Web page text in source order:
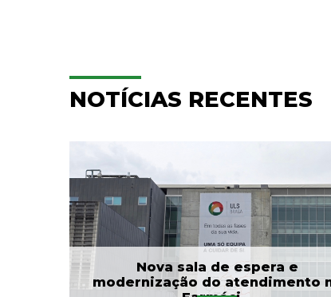
NOTÍCIAS RECENTES
Nova sala de espera e
modernização do atendimento
Hospitalização
Domiciliária da ULS
já acompanhou mais...
24 Jul 2026